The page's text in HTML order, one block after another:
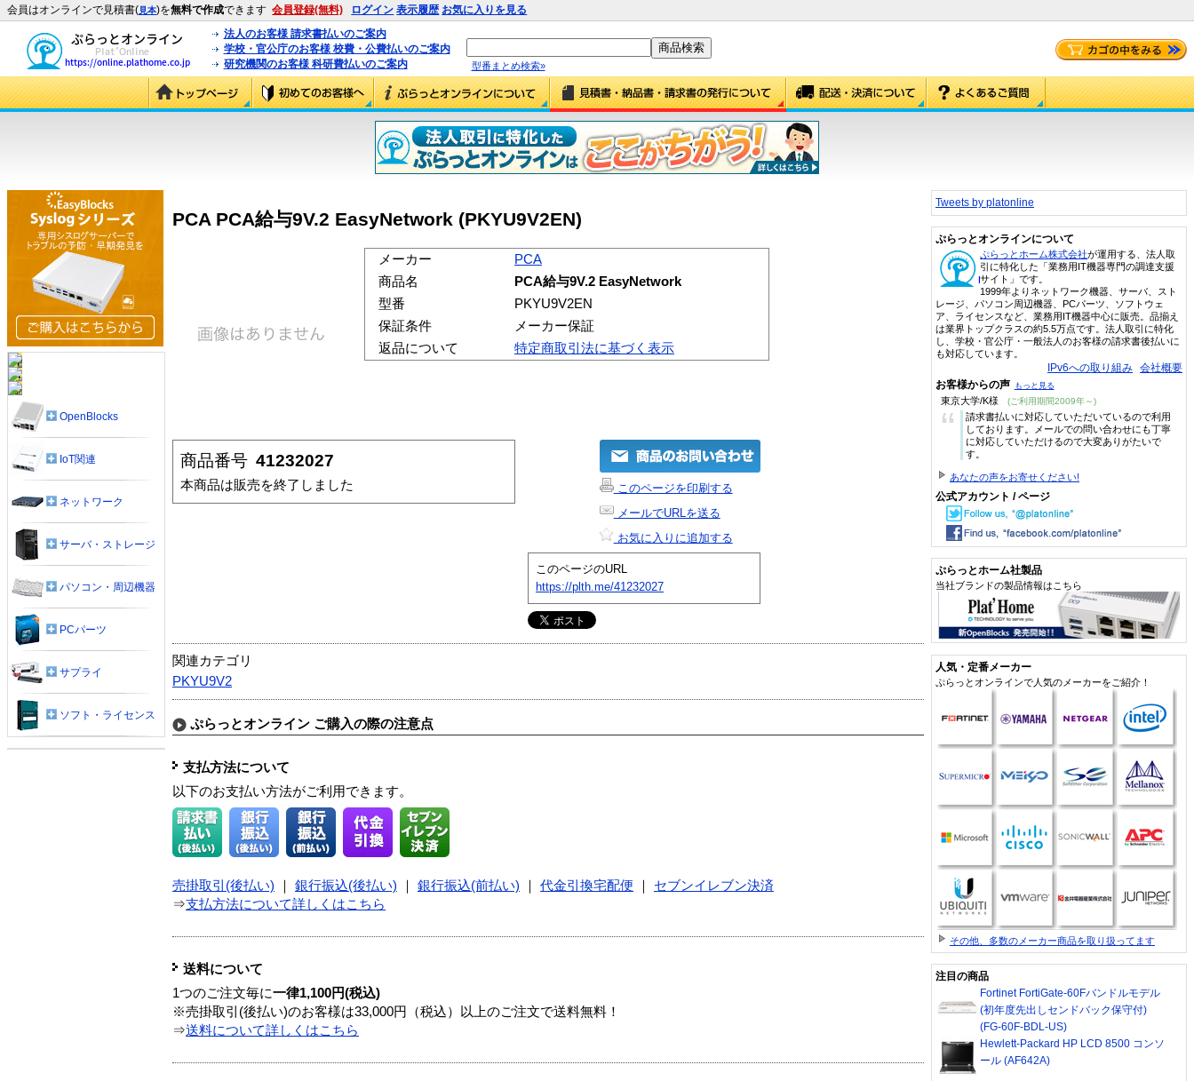
会員はオンラインで見積書(見本)を無料で作成できます 会員登録(無料) ログイン 表示履歴 お気に入りを見る
法人のお客様 請求書払いのご案内
学校・官公庁のお客様 校費・公費払いのご案内
研究機関のお客様 科研費払いのご案内
型番まとめ検索»
PCA PCA給与9V.2 EasyNetwork (PKYU9V2EN)
メーカー
PCA
商品名
PCA給与9V.2 EasyNetwork
型番
PKYU9V2EN
保証条件
メーカー保証
返品について
特定商取引法に基づく表示
商品番号 41232027
本商品は販売を終了しました
このページを印刷する
メールでURLを送る
お気に入りに追加する
このページのURL
https://plth.me/41232027
関連カテゴリ
PKYU9V2
ぷらっとオンライン ご購入の際の注意点
支払方法について
以下のお支払い方法がご利用できます。
売掛取引(後払い) 銀行振込(後払い) 銀行振込(前払い) 代金引換宅配便
セブンイレブン決済
⇒支払方法について詳しくはこちら
送料について
1つのご注文毎に一律1,100円(税込)
※売掛取引(後払い)のお客様は33,000円（税込）以上のご注文で送料無料！
⇒送料について詳しくはこちら
OpenBlocks
IoT関連
ネットワーク
サーバ・ストレージ
パソコン・周辺機器
PCパーツ
サプライ
ソフト・ライセンス
Tweets by platonline
ぷらっとオンラインについて
ぷらっとホーム株式会社が運用する、法人取
引に特化した「業務用IT機器専門の調達支援
サイト」です。
1999年よりネットワーク機器、サーバ、スト
レージ、パソコン周辺機器、PCパーツ、ソフトウェ
ア、ライセンスなど、業務用IT機器中心に販売。品揃え
は業界トップクラスの約5.5万点です。法人取引に特化
し、学校・官公庁・一般法人のお客様の請求書後払いに
も対応しています。
IPv6への取り組み 会社概要
お客様からの声 もっと見る
東京大学/K様 (ご利用期間2009年～)
“
請求書払いに対応していただいているので利用
しております。メールでの問い合わせにも丁寧
に対応していただけるので大変ありがたいで
す。
あなたの声をお寄せください!
公式アカウント / ページ
ぷらっとホーム社製品
当社ブランドの製品情報はこちら
人気・定番メーカー
ぷらっとオンラインで人気のメーカーをご紹介！
その他、多数のメーカー商品を取り扱ってます
注目の商品
Fortinet FortiGate-60Fバンドルモデル
(初年度先出しセンドバック保守付)
(FG-60F-BDL-US)
Hewlett-Packard HP LCD 8500 コンソ
ール (AF642A)